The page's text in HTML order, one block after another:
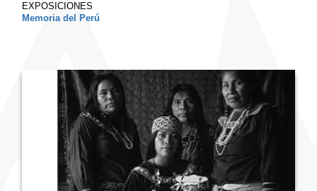
EXPOSICIONES
Memoria del Perú